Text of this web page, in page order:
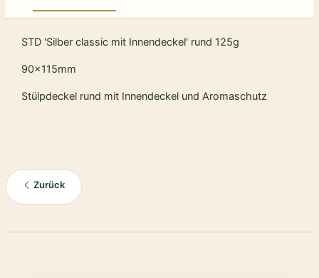
STD 'Silber classic mit Innendeckel' rund 125g
90x115mm
Stülpdeckel rund mit Innendeckel und Aromaschutz
Zurück